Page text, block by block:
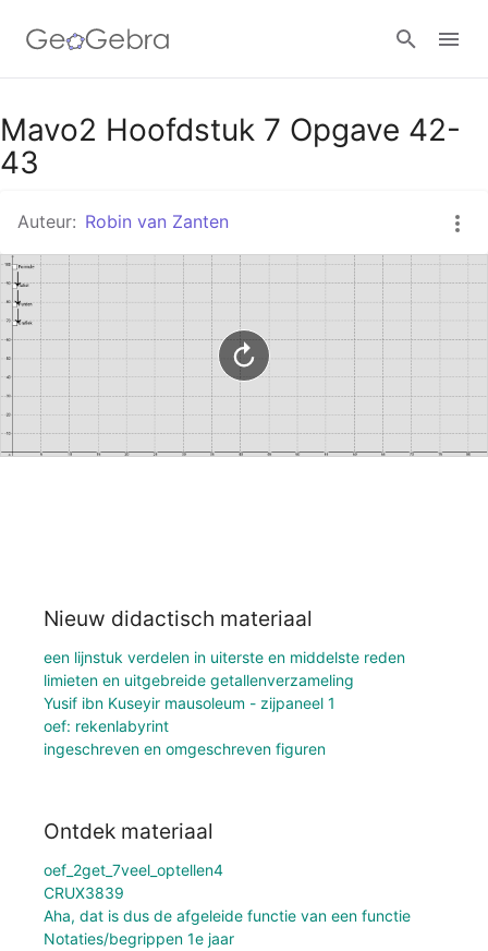
Google Classroom
Aanmelden
Mavo2 Hoofdstuk 7 Opgave 42-
43
Auteur: Robin van Zanten
Nieuw didactisch materiaal
een lijnstuk verdelen in uiterste en middelste reden
limieten en uitgebreide getallenverzameling
Yusif ibn Kuseyir mausoleum - zijpaneel 1
oef: rekenlabyrint
ingeschreven en omgeschreven figuren
Ontdek materiaal
oef_2get_7veel_optellen4
CRUX3839
Aha, dat is dus de afgeleide functie van een functie
Notaties/begrippen 1e jaar